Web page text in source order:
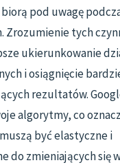
pod uwagę
Zrozumienie tych
ukierunkowanie
i osiągnięcie
rezultatów.
algorytmy, co
być elastyczne i
do zmieniających się